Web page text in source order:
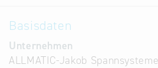
Basisdaten
Unternehmen
ALLMATIC-Jakob